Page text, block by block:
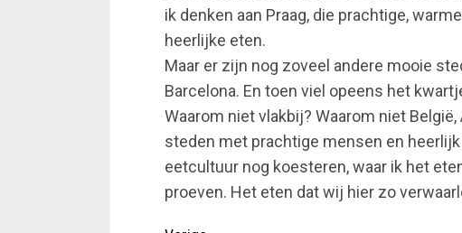
ik denken aan Praag, die prachtige,
heerlijke eten.
Maar er zijn nog zoveel andere mooie
Barcelona. En toen viel opeens het
Waarom niet vlakbij? Waarom niet
steden met prachtige mensen en
eetcultuur nog koesteren, waar ik het
proeven. Het eten dat wij hier zo